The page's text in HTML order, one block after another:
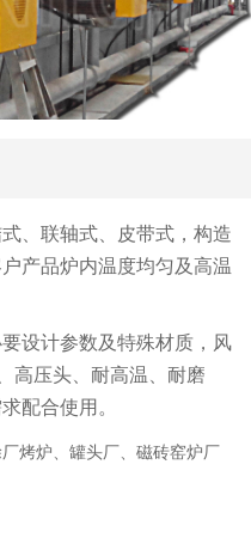
、联轴式、皮带式，构造
产品炉内温度均匀及高温
设计参数及特殊材质，风
高压头、耐高温、耐磨
配合使用。
烤炉、罐头厂、磁砖窑炉厂